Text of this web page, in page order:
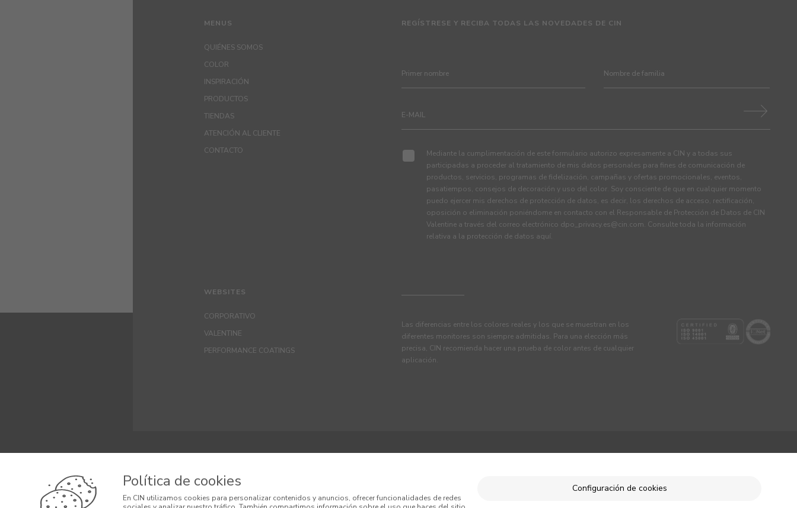
MENUS
QUIÉNES SOMOS
COLOR
INSPIRACIÓN
PRODUCTOS
TIENDAS
ATENCIÓN AL CLIENTE
CONTACTO
REGÍSTRESE Y RECIBA TODAS LAS NOVEDADES DE CIN
Mediante la cumplimentación de este formulario autorizo expresamente a CIN y a todas sus
participadas a proceder al tratamiento de mis datos personales para fines de comunicación de
productos, servicios, programas de fidelización, campañas y ofertas promocionales, eventos,
pasatiempos, consejos de decoración y uso del color. Soy consciente de que en cualquier momento
puedo ejercer mis derechos de protección de datos, es decir, los derechos de acceso, rectificación,
oposición o eliminación poniéndome en contacto con el Responsable de Protección de Datos de CIN
Valentine a través del correo electrónico dpo_privacy.es@cin.com. Consulte toda la información
relativa a la protección de datos aquí.
WEBSITES
CORPORATIVO
VALENTINE
PERFORMANCE COATINGS
Las diferencias entre los colores reales y los que se muestran en los
diferentes monitores son siempre admitidas. Para una elección más
precisa, CIN recomienda hacer una prueba de color antes de cualquier
aplicación.
Términos y Condiciones Política de Privacidad
Política de Cookies
Política de cookies
En CIN utilizamos cookies para personalizar contenidos y anuncios, ofrecer funcionalidades de redes
Configuración de cookies